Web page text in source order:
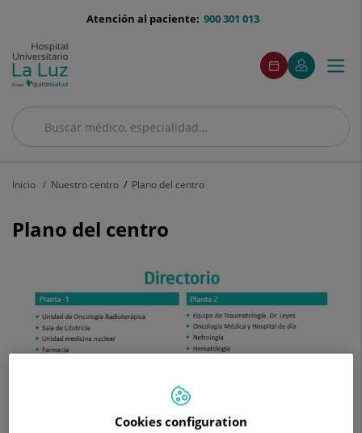
menu-
900 301 013
Atención al paciente:
Buscar
Buscar
menu
acceso
Pedir
cita
Este
enlace
se
una
Mi
Quirónsalud
Este
enlace
se
una
ventana
Menú
Inicio Nuestro centro Plano del centro
Plano del centro
Cookies configuration